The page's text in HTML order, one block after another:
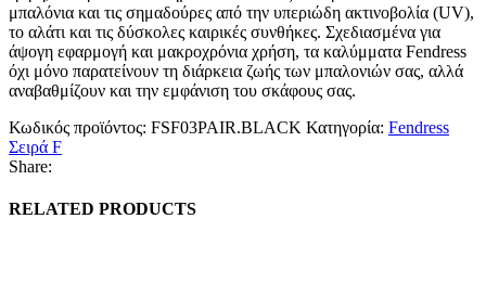
μπαλόνια και τις σημαδούρες από την υπεριώδη ακτινοβολία (UV),
το αλάτι και τις δύσκολες καιρικές συνθήκες. Σχεδιασμένα για
άψογη εφαρμογή και μακροχρόνια χρήση, τα καλύμματα Fendress
όχι μόνο παρατείνουν τη διάρκεια ζωής των μπαλονιών σας, αλλά
αναβαθμίζουν και την εμφάνιση του σκάφους σας.
Κωδικός προϊόντος: FSF03PAIR.BLACK Κατηγορία: Fendress
Σειρά F
Share:
RELATED PRODUCTS